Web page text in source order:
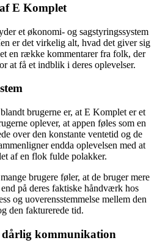
E Komplet
et økonomi- og sagstyringssystem
er det virkelig alt, hvad det giver sig
en række kommentarer fra folk, der
at få et indblik i deres oplevelser.
brugerne er, at E Komplet er et
oplever, at appen føles som en
over den konstante ventetid og de
endda oplevelsen med at
af en flok fulde polakker.
brugere føler, at de bruger mere
på deres faktiske håndværk hos
og uoverensstemmelse mellem den
den fakturerede tid.
kommunikation